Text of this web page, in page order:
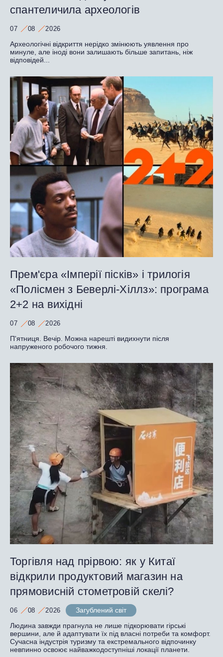
спантеличила археологів
07 08 2026
Археологічні відкриття нерідко змінюють уявлення про
минуле, але іноді вони залишають більше запитань, ніж
відповідей...
Прем'єра «Імперії пісків» і трилогія
«Полісмен з Беверлі-Хіллз»: програма
2+2 на вихідні
07 08 2026
П'ятниця. Вечір. Можна нарешті видихнути після
напруженого робочого тижня.
Торгівля над прірвою: як у Китаї
відкрили продуктовий магазин на
прямовисній стометровій скелі?
06 08 2026
Загублений світ
Людина завжди прагнула не лише підкорювати гірські
вершини, але й адаптувати їх під власні потреби та комфорт.
Сучасна індустрія туризму та екстремального відпочинку
невпинно освоює найважкодоступніші локації планети.